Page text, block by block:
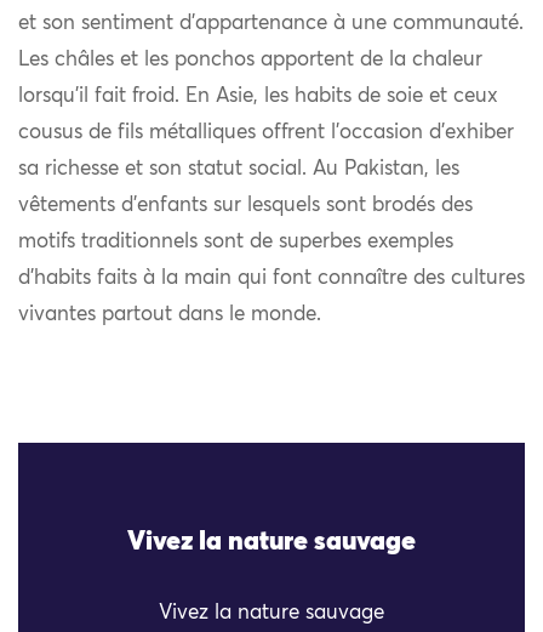
et son sentiment d’appartenance à une communauté.
Les châles et les ponchos apportent de la chaleur
lorsqu’il fait froid. En Asie, les habits de soie et ceux
cousus de fils métalliques offrent l’occasion d’exhiber
sa richesse et son statut social. Au Pakistan, les
vêtements d’enfants sur lesquels sont brodés des
motifs traditionnels sont de superbes exemples
d’habits faits à la main qui font connaître des cultures
vivantes partout dans le monde.
Vivez la nature sauvage
Vivez la nature sauvage